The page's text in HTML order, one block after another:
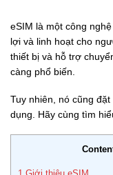
eSIM là một công
lợi và linh hoạt cho
thiết bị và hỗ trợ
càng phổ biến.
Tuy nhiên, nó cũng
dụng. Hãy cùng tìm